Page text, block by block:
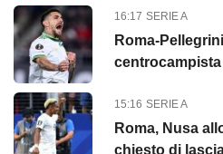
16:17 SERIE A
Roma-
15:16 SERIE A
Roma, Nusa
chiesto di